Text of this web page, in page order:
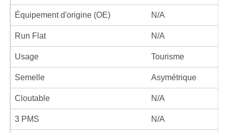
Équipement d'origine (OE) N/A
Run Flat N/A
Usage Tourisme
Semelle Asymétrique
Cloutable N/A
3 PMS N/A